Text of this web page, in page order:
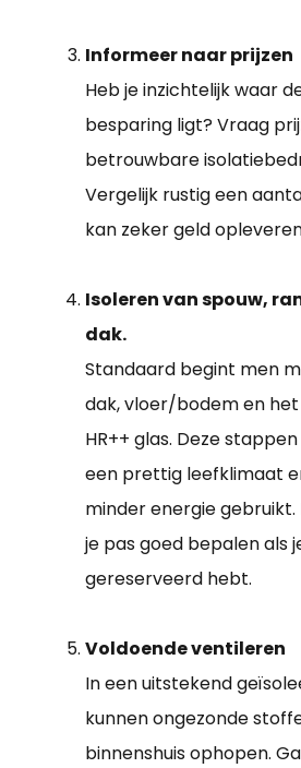
Informeer naar prijzen
Heb je inzichtelijk waar
besparing ligt? Vraag
betrouwbare
Vergelijk rustig een
kan zeker geld
Isoleren van spouw,
dak.
Standaard begint men
dak, vloer/bodem en
HR++ glas. Deze
een prettig leefklimaat
minder energie
je pas goed bepalen als
gereserveerd hebt.
Voldoende ventileren
In een uitstekend
kunnen ongezonde
binnenshuis ophopen.